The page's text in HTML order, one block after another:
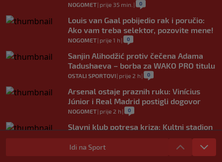
NOGOMET| prije 35 min. | 0
Louis van Gaal pobijedio rak i poručio:
Ako vam treba selektor, pozovite mene!
NOGOMET| prije 1 h | 0
Sanjin Alihodžić protiv čečena Adama
Tadushaeva – borba za WAKO PRO titulu
OSTALI SPORTOVI| prije 2 h | 0
Arsenal ostaje praznih ruku: Vinícius
Júnior i Real Madrid postigli dogovor
NOGOMET| prije 2 h | 0
Slavni klub potresa kriza: Kultni stadion
u Italiji bit će prazan na početku sezone,
navijači objavili rat upravi
Idi na Sport